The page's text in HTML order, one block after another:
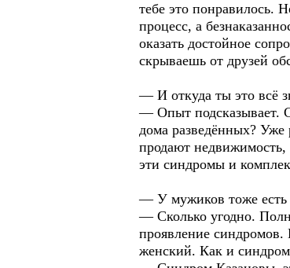
тебе это понравилось.
процесс, а
оказать достойное
скрываешь от друзей
— И откуда ты это всё
— Опыт подсказывает.
дома разведённых?
продают недвижимость,
эти синдромы и
— У мужиков тоже есть
— Сколько угодно.
проявление
женский. Как и